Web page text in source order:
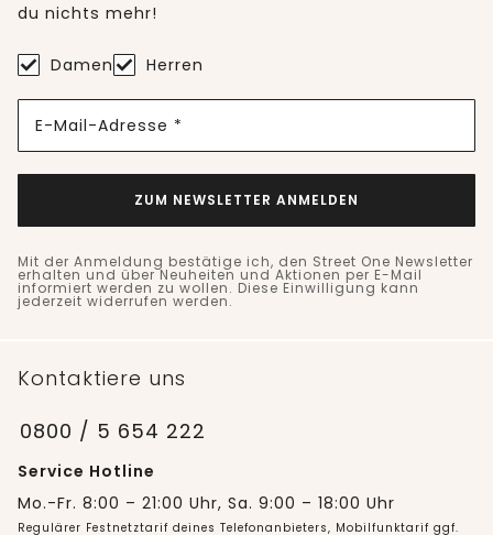
du nichts mehr!
Damen Herren
E-Mail-Adresse *
ZUM NEWSLETTER ANMELDEN
Mit der Anmeldung bestätige ich, den Street One Newsletter
erhalten und über Neuheiten und Aktionen per E-Mail
informiert werden zu wollen. Diese Einwilligung kann
jederzeit widerrufen werden.
Kontaktiere uns
0800 / 5 654 222
Service Hotline
Mo.-Fr. 8:00 – 21:00 Uhr, Sa. 9:00 – 18:00 Uhr
Regulärer Festnetztarif deines Telefonanbieters, Mobilfunktarif ggf.